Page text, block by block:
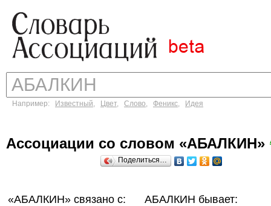
Например: Известный, Цвет, Слово, Феникс, Идея
Ассоциации со словом «АБАЛКИН»
Поделиться…
«АБАЛКИН» связано с: АБАЛКИН бывает: